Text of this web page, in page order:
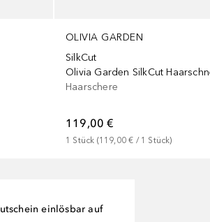
OLIVIA GARDEN
SilkCut
Haarschere
119,00 €
1 Stück (119,00 € / 1 Stück)
einlösbar auf